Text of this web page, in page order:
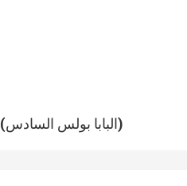
(البابا بولس السادس)